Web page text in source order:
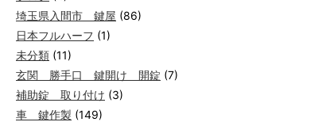
埼玉県入間市 鍵屋 (86)
日本フルハーフ (1)
未分類 (11)
玄関 勝手口 鍵開け 開錠 (7)
補助錠 取り付け (3)
車 鍵作製 (149)